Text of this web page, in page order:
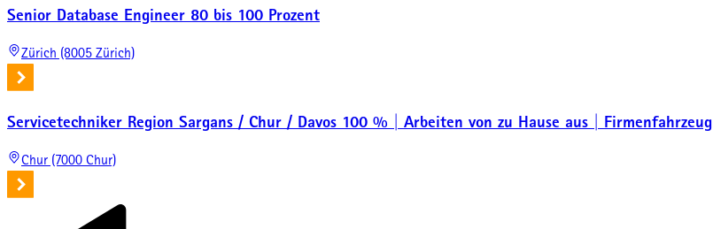
Senior Database Engineer 80 bis 100 Prozent
Zürich (8005 Zürich)
Servicetechniker Region Sargans / Chur / Davos 100 % | Arbeiten von zu Hause aus | Firmenfahrzeug
Chur (7000 Chur)